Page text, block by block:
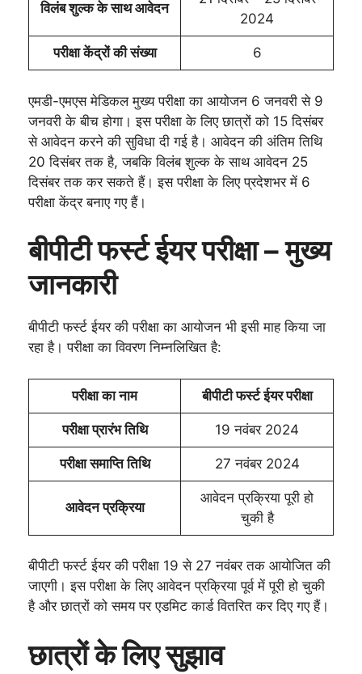
विलंब शुल्क के साथ आवेदन
2024
परीक्षा केंद्रों की संख्या 6
एमडी-एमएस मेडिकल मुख्य परीक्षा का आयोजन 6 जनवरी से 9
जनवरी के बीच होगा। इस परीक्षा के लिए छात्रों को 15 दिसंबर
से आवेदन करने की सुविधा दी गई है। आवेदन की अंतिम तिथि
20 दिसंबर तक है, जबकि विलंब शुल्क के साथ आवेदन 25
दिसंबर तक कर सकते हैं। इस परीक्षा के लिए प्रदेशभर में 6
परीक्षा केंद्र बनाए गए हैं।
बीपीटी फर्स्ट ईयर परीक्षा – मुख्य
जानकारी
बीपीटी फर्स्ट ईयर की परीक्षा का आयोजन भी इसी माह किया जा
रहा है। परीक्षा का विवरण निम्नलिखित है:
परीक्षा का नाम बीपीटी फर्स्ट ईयर परीक्षा
परीक्षा प्रारंभ तिथि 19 नवंबर 2024
परीक्षा समाप्ति तिथि 27 नवंबर 2024
आवेदन प्रक्रिया
आवेदन प्रक्रिया पूरी हो
चुकी है
बीपीटी फर्स्ट ईयर की परीक्षा 19 से 27 नवंबर तक आयोजित की
जाएगी। इस परीक्षा के लिए आवेदन प्रक्रिया पूर्व में पूरी हो चुकी
है और छात्रों को समय पर एडमिट कार्ड वितरित कर दिए गए हैं।
छात्रों के लिए सुझाव